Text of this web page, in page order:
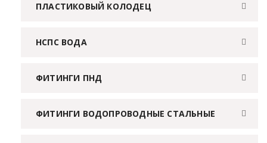
ПЛАСТИКОВЫЙ КОЛОДЕЦ
НСПС ВОДА
ФИТИНГИ ПНД
ФИТИНГИ ВОДОПРОВОДНЫЕ СТАЛЬНЫЕ